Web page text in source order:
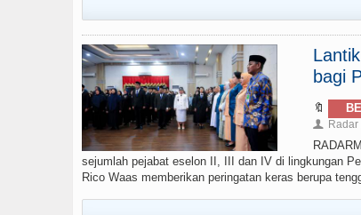
bagi
🔖
👤 Radar
sejumlah pejabat eselon II, III dan IV di lingkungan
Rico Waas memberikan peringatan keras berupa